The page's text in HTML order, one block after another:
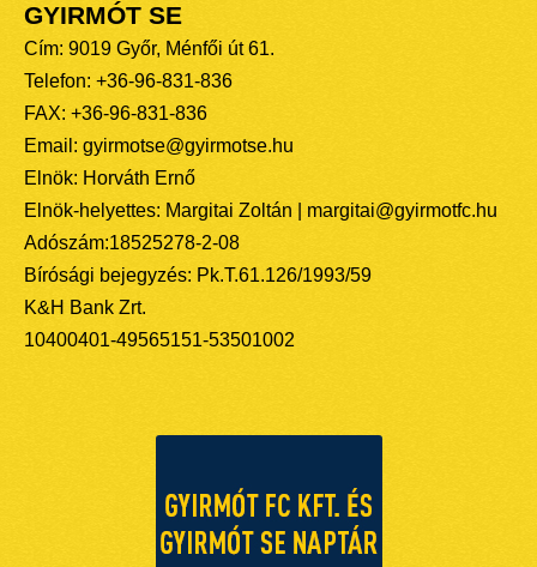
GYIRMÓT SE
Cím: 9019 Győr, Ménfői út 61.
Telefon: +36-96-831-836
FAX: +36-96-831-836
Email: gyirmotse@gyirmotse.hu
Elnök: Horváth Ernő
Elnök-helyettes: Margitai Zoltán | margitai@gyirmotfc.hu
Adószám:18525278-2-08
Bírósági bejegyzés: Pk.T.61.126/1993/59
K&H Bank Zrt.
10400401-49565151-53501002